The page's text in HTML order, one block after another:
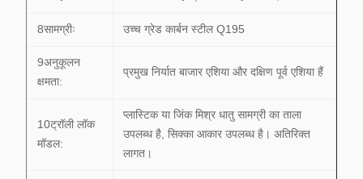
8सामग्रीः उच्च ग्रेड कार्बन स्टील Q195
9अनुकूलन
क्षमता:
प्रमुख निर्यात बाजार एशिया और दक्षिण पूर्व एशिया हैं
10ट्रॉली लॉक
मॉडल:
प्लास्टिक या जिंक मिश्र धातु सामग्री का ताला
उपलब्ध है, सिक्का आकार उपलब्ध है। अतिरिक्त
लागत।